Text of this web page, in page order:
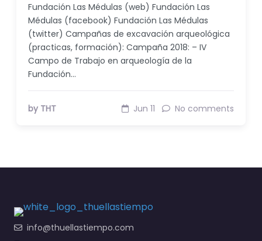
Fundación Las Médulas (web) Fundación Las
Médulas (facebook) Fundación Las Médulas
(twitter) Campañas de excavación arqueológica
(practicas, formación): Campaña 2018: – IV
Campo de Trabajo en arqueología de la
Fundación…
by THT Jun 11 No comments
info@thuellastiempo.com